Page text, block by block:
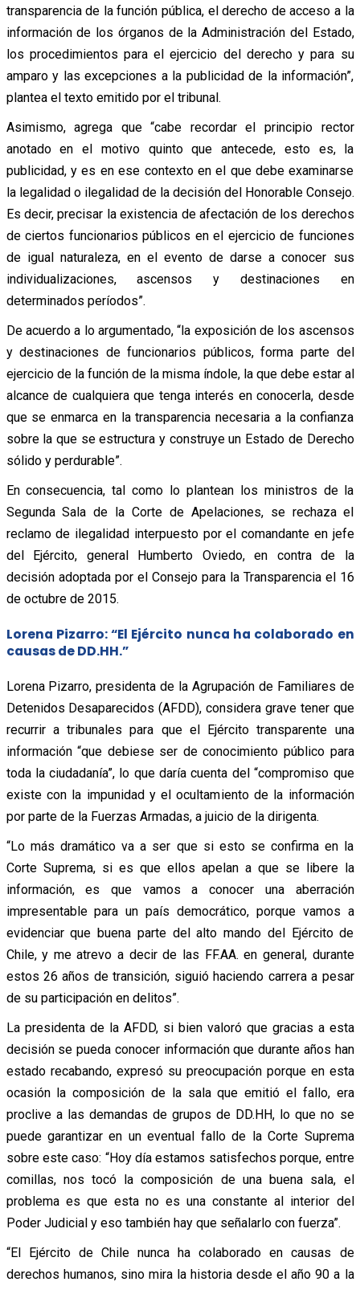
transparencia de la función pública, el derecho de acceso a la
información de los órganos de la Administración del Estado,
los procedimientos para el ejercicio del derecho y para su
amparo y las excepciones a la publicidad de la información”,
plantea el texto emitido por el tribunal.
Asimismo, agrega que “cabe recordar el principio rector
anotado en el motivo quinto que antecede, esto es, la
publicidad, y es en ese contexto en el que debe examinarse
la legalidad o ilegalidad de la decisión del Honorable Consejo.
Es decir, precisar la existencia de afectación de los derechos
de ciertos funcionarios públicos en el ejercicio de funciones
de igual naturaleza, en el evento de darse a conocer sus
individualizaciones, ascensos y destinaciones en
determinados períodos”.
De acuerdo a lo argumentado, “la exposición de los ascensos
y destinaciones de funcionarios públicos, forma parte del
ejercicio de la función de la misma índole, la que debe estar al
alcance de cualquiera que tenga interés en conocerla, desde
que se enmarca en la transparencia necesaria a la confianza
sobre la que se estructura y construye un Estado de Derecho
sólido y perdurable”.
En consecuencia, tal como lo plantean los ministros de la
Segunda Sala de la Corte de Apelaciones, se rechaza el
reclamo de ilegalidad interpuesto por el comandante en jefe
del Ejército, general Humberto Oviedo, en contra de la
decisión adoptada por el Consejo para la Transparencia el 16
de octubre de 2015.
Lorena Pizarro: “El Ejército nunca ha colaborado en
causas de DD.HH.”
Lorena Pizarro, presidenta de la Agrupación de Familiares de
Detenidos Desaparecidos (AFDD), considera grave tener que
recurrir a tribunales para que el Ejército transparente una
información “que debiese ser de conocimiento público para
toda la ciudadanía”, lo que daría cuenta del “compromiso que
existe con la impunidad y el ocultamiento de la información
por parte de la Fuerzas Armadas, a juicio de la dirigenta.
“Lo más dramático va a ser que si esto se confirma en la
Corte Suprema, si es que ellos apelan a que se libere la
información, es que vamos a conocer una aberración
impresentable para un país democrático, porque vamos a
evidenciar que buena parte del alto mando del Ejército de
Chile, y me atrevo a decir de las FF.AA. en general, durante
estos 26 años de transición, siguió haciendo carrera a pesar
de su participación en delitos”.
La presidenta de la AFDD, si bien valoró que gracias a esta
decisión se pueda conocer información que durante años han
estado recabando, expresó su preocupación porque en esta
ocasión la composición de la sala que emitió el fallo, era
proclive a las demandas de grupos de DD.HH, lo que no se
puede garantizar en un eventual fallo de la Corte Suprema
sobre este caso: “Hoy día estamos satisfechos porque, entre
comillas, nos tocó la composición de una buena sala, el
problema es que esta no es una constante al interior del
Poder Judicial y eso también hay que señalarlo con fuerza”.
“El Ejército de Chile nunca ha colaborado en causas de
derechos humanos, sino mira la historia desde el año 90 a la